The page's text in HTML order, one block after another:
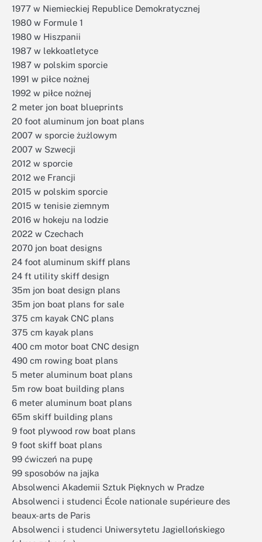
1977 w Niemieckiej Republice Demokratycznej
1980 w Formule 1
1980 w Hiszpanii
1987 w lekkoatletyce
1987 w polskim sporcie
1991 w piłce nożnej
1992 w piłce nożnej
2 meter jon boat blueprints
20 foot aluminum jon boat plans
2007 w sporcie żużlowym
2007 w Szwecji
2012 w sporcie
2012 we Francji
2015 w polskim sporcie
2015 w tenisie ziemnym
2016 w hokeju na lodzie
2022 w Czechach
2070 jon boat designs
24 foot aluminum skiff plans
24 ft utility skiff design
35m jon boat design plans
35m jon boat plans for sale
375 cm kayak CNC plans
375 cm kayak plans
400 cm motor boat CNC design
490 cm rowing boat plans
5 meter aluminum boat plans
5m row boat building plans
6 meter aluminum boat plans
65m skiff building plans
9 foot plywood row boat plans
9 foot skiff boat plans
99 ćwiczeń na pupę
99 sposobów na jajka
Absolwenci Akademii Sztuk Pięknych w Pradze
Absolwenci i studenci École nationale supérieure des
beaux-arts de Paris
Absolwenci i studenci Uniwersytetu Jagiellońskiego